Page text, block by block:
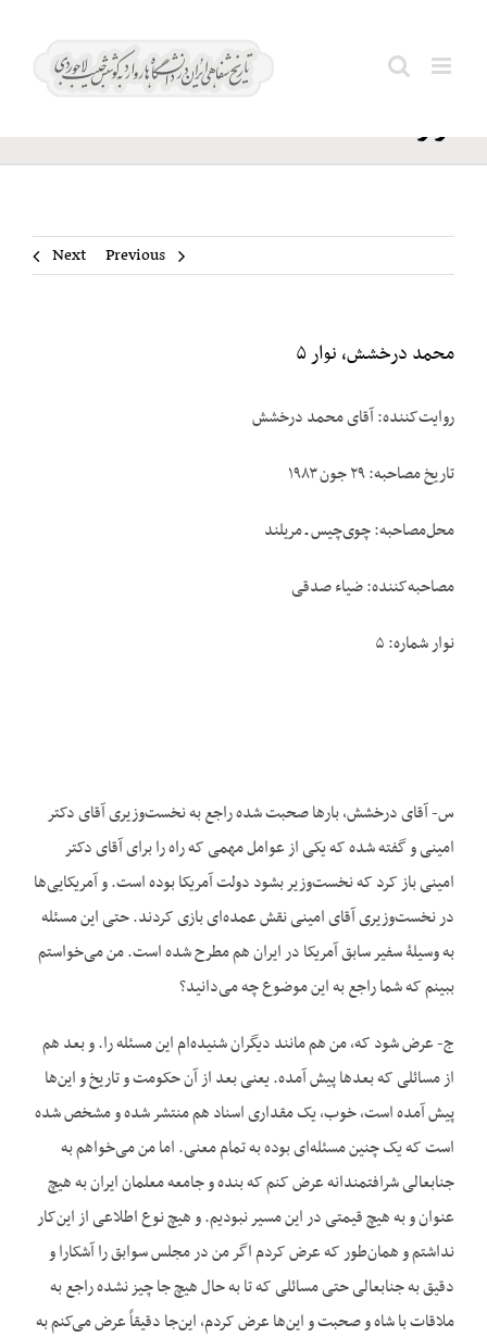
درخشش،
نوار ۵
Previous
Next
محمد درخشش، نوار ۵
روایت‌کننده: آقای محمد درخشش
تاریخ مصاحبه: ۲۹ جون ۱۹۸۳
محل‌مصاحبه: چوی‌چیس ـ مریلند
مصاحبه‌کننده: ضیاء صدقی
نوار شماره: ۵
س- آقای درخشش، بارها صحبت شده راجع به نخست‌وزیری آقای دکتر
امینی و گفته شده که یکی از عوامل مهمی که راه را برای آقای دکتر
امینی باز کرد که نخست‌وزیر بشود دولت آمریکا بوده است. و آمریکایی‌ها
در نخست‌وزیری آقای امینی نقش عمده‌ای بازی کردند. حتی این مسئله
به وسیلۀ سفیر سابق آمریکا در ایران هم مطرح شده است. من می‌خواستم
ببینم که شما راجع به این موضوع چه می‌دانید؟
ج- عرض شود که، من هم مانند دیگران شنیده‌ام این مسئله را. و بعد هم
از مسائلی که بعدها پیش آمده. یعنی بعد از آن حکومت و تاریخ و این‌ها
پیش آمده است، خوب، یک مقداری اسناد هم منتشر شده و مشخص شده
است که یک چنین مسئله‌ای بوده به تمام معنی. اما من می‌خواهم به
جنابعالی شرافتمندانه عرض کنم که بنده و جامعه معلمان ایران به هیچ
عنوان و به هیچ قیمتی در این مسیر نبودیم. و هیچ نوع اطلاعی از این‌کار
نداشتم و همان‌طور که عرض کردم اگر من در مجلس سوابق را آشکارا و
دقیق به جنابعالی حتی مسائلی که تا به حال هیچ جا چیز نشده راجع به
ملاقات با شاه و صحبت و این‌ها عرض کردم، این‌جا دقیقاً عرض می‌کنم به